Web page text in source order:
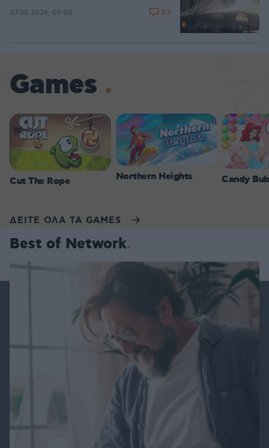
07.08.2026, 09:08 83
Games
Cut The Rope Northern Heights Candy
ΔΕΙΤΕ ΟΛΑ ΤΑ GAMES
Best of Network